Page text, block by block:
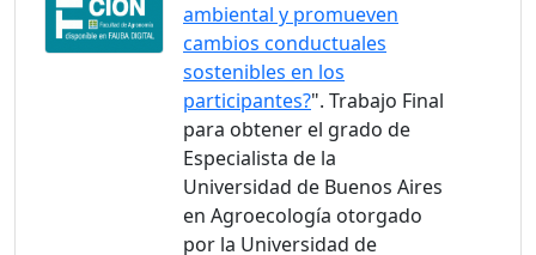
ambiental y promueven
cambios conductuales
sostenibles en los
participantes?". Trabajo Final
para obtener el grado de
Especialista de la
Universidad de Buenos Aires
en Agroecología otorgado
por la Universidad de